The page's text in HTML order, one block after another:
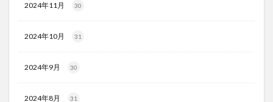
2024年11月 30
2024年10月 31
2024年9月 30
2024年8月 31